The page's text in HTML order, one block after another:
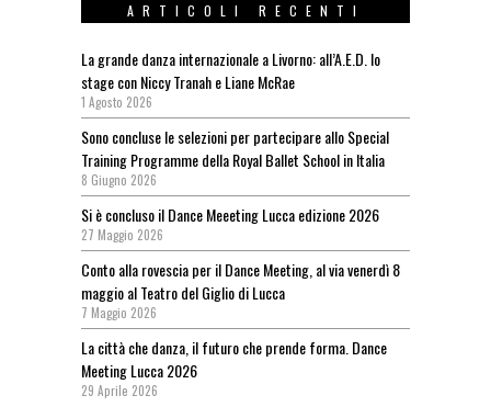
ARTICOLI RECENTI
La grande danza internazionale a Livorno: all’A.E.D. lo
stage con Niccy Tranah e Liane McRae
1 Agosto 2026
Sono concluse le selezioni per partecipare allo Special
Training Programme della Royal Ballet School in Italia
8 Giugno 2026
Si è concluso il Dance Meeeting Lucca edizione 2026
27 Maggio 2026
Conto alla rovescia per il Dance Meeting, al via venerdì 8
maggio al Teatro del Giglio di Lucca
7 Maggio 2026
La città che danza, il futuro che prende forma. Dance
Meeting Lucca 2026
29 Aprile 2026